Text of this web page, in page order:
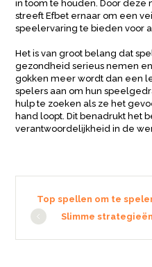
in toom te houden. Door
streeft Efbet ernaar om een
speelervaring te bieden voor
Het is van groot belang dat
gezondheid serieus nemen
gokken meer wordt dan een
spelers aan om hun
hulp te zoeken als ze het
hand loopt. Dit benadrukt het
verantwoordelijkheid in de
Top spellen om te
Slimme